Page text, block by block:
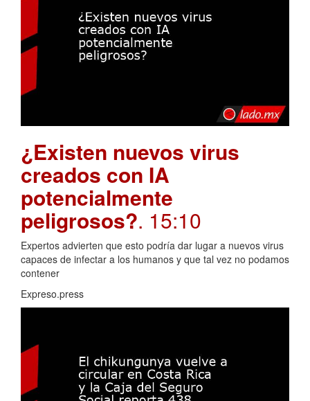
¿Existen nuevos virus
creados con IA
potencialmente
peligrosos?. 15:10
Expertos advierten que esto podría dar lugar a nuevos virus
capaces de infectar a los humanos y que tal vez no podamos
contener
Expreso.press